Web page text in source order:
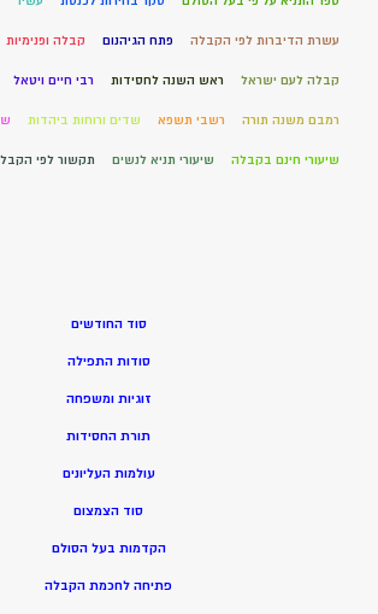
עשרת הדיברות לפי הקבלה פתח הגיהנום קבלה ופנימיות
קבלה לעם ישראל ראש השנה לחסידות רבי חיים ויטאל
רמבם משנה תורה רשבי תשפא שדים ורוחות ביהדות
שיעורי חינם בקבלה שיעורי תניא לנשים תקשור לפי
סוד החודשים
סודות התפילה
זוגיות ומשפחה
תורת החסידות
עולמות העליונים
סוד הצמצום
הקדמות בעל הסולם
פתיחה לחכמת הקבלה